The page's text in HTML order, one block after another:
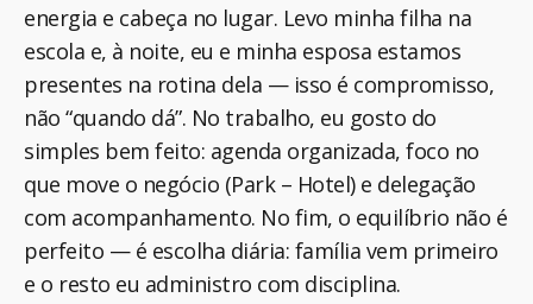
energia e cabeça no lugar. Levo minha filha na
escola e, à noite, eu e minha esposa estamos
presentes na rotina dela — isso é compromisso,
não “quando dá”. No trabalho, eu gosto do
simples bem feito: agenda organizada, foco no
que move o negócio (Park – Hotel) e delegação
com acompanhamento. No fim, o equilíbrio não é
perfeito — é escolha diária: família vem primeiro
e o resto eu administro com disciplina.